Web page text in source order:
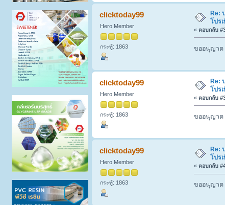
clicktoday99
Hero Member
กระทู้: 1863
Re:
โปร
« ตอบกลับ
ขออนุญาต
clicktoday99
Hero Member
กระทู้: 1863
Re:
โปร
« ตอบกลับ
ขออนุญาต
clicktoday99
Hero Member
กระทู้: 1863
Re:
โปร
« ตอบกลับ
ขออนุญาต